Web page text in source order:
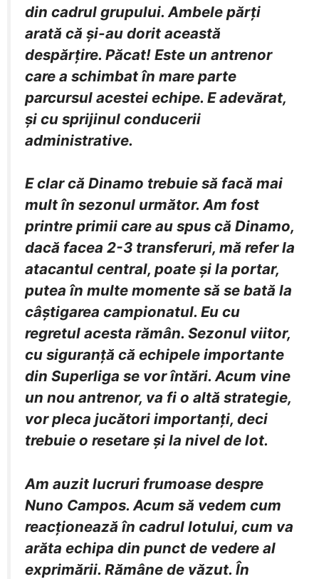
din cadrul grupului. Ambele părți
arată că și-au dorit această
despărțire. Păcat! Este un antrenor
care a schimbat în mare parte
parcursul acestei echipe. E adevărat,
și cu sprijinul conducerii
administrative.
E clar că Dinamo trebuie să facă mai
mult în sezonul următor. Am fost
printre primii care au spus că Dinamo,
dacă facea 2-3 transferuri, mă refer la
atacantul central, poate și la portar,
putea în multe momente să se bată la
câștigarea campionatul. Eu cu
regretul acesta rămân. Sezonul viitor,
cu siguranță că echipele importante
din Superliga se vor întări. Acum vine
un nou antrenor, va fi o altă strategie,
vor pleca jucători importanți, deci
trebuie o resetare și la nivel de lot.
Am auzit lucruri frumoase despre
Nuno Campos. Acum să vedem cum
reacționează în cadrul lotului, cum va
arăta echipa din punct de vedere al
exprimării. Rămâne de văzut. În